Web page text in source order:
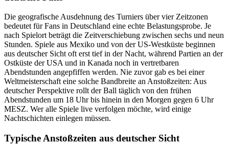
Die geografische Ausdehnung des Turniers über vier Zeitzonen
bedeutet für Fans in Deutschland eine echte Belastungsprobe. Je
nach Spielort beträgt die Zeitverschiebung zwischen sechs und neun
Stunden. Spiele aus Mexiko und von der US-Westküste beginnen
aus deutscher Sicht oft erst tief in der Nacht, während Partien an der
Ostküste der USA und in Kanada noch in vertretbaren
Abendstunden angepfiffen werden. Nie zuvor gab es bei einer
Weltmeisterschaft eine solche Bandbreite an Anstoßzeiten: Aus
deutscher Perspektive rollt der Ball täglich von den frühen
Abendstunden um 18 Uhr bis hinein in den Morgen gegen 6 Uhr
MESZ. Wer alle Spiele live verfolgen möchte, wird einige
Nachtschichten einlegen müssen.
Typische Anstoßzeiten aus deutscher Sicht